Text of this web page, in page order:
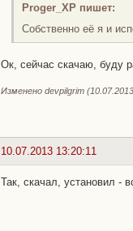
Proger_XP пишет:
Собственно её я и
Ок, сейчас скачаю, буду
Изменено devpilgrim
10.07.2013 13:20:11
Так, скачал, установил -